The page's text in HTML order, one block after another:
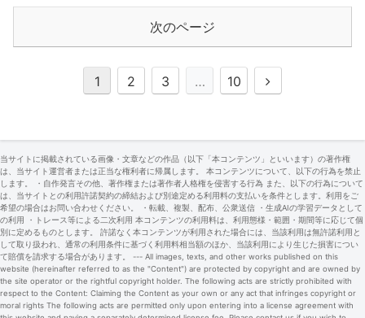
次のページ
1 2 3 … 10
次
当サイトに掲載されている画像・文章などの作品（以下「本コンテンツ」といいます）の著作権
は、当サイト運営者または正当な権利者に帰属します。 本コンテンツについて、以下の行為を禁止
します。 ・自作発言その他、著作権または著作者人格権を侵害する行為 また、以下の行為について
は、当サイトとの利用許諾契約の締結および別途定める利用料の支払いを条件とします。利用をご
希望の場合はお問い合わせください。 ・転載、複製、配布、公衆送信 ・生成AIの学習データとして
の利用 ・トレース等による二次利用 本コンテンツの利用料は、利用態様・範囲・期間等に応じて個
別に定めるものとします。 許諾なく本コンテンツが利用された場合には、当該利用は無許諾利用と
して取り扱われ、通常の利用条件に基づく利用料相当額のほか、当該利用により生じた損害につい
て賠償を請求する場合があります。 --- All images, texts, and other works published on this
website (hereinafter referred to as the "Content") are protected by copyright and are owned by
the site operator or the rightful copyright holder. The following acts are strictly prohibited with
respect to the Content: Claiming the Content as your own or any act that infringes copyright or
moral rights The following acts are permitted only upon entering into a license agreement with